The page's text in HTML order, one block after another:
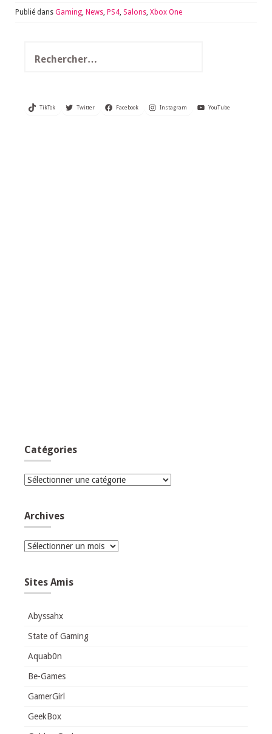
Publié dans Gaming News PS4 Salons Xbox One
TikTok Twitter Facebook Instagram YouTube
Catégories
Catégories
Archives
Archives
Sites Amis
Abyssahx
State of Gaming
Aquab0n
Be-Games
GamerGirl
GeekBox